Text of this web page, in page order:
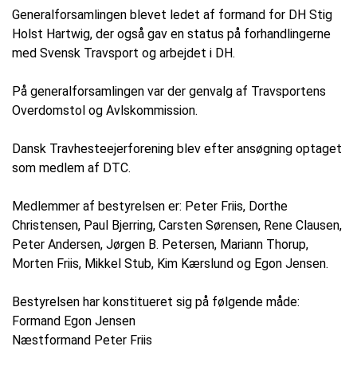
Generalforsamlingen blevet ledet af formand for DH Stig
Holst Hartwig, der også gav en status på forhandlingerne
med Svensk Travsport og arbejdet i DH.
På generalforsamlingen var der genvalg af Travsportens
Overdomstol og Avlskommission.
Dansk Travhesteejerforening blev efter ansøgning optaget
som medlem af DTC.
Medlemmer af bestyrelsen er: Peter Friis, Dorthe
Christensen, Paul Bjerring, Carsten Sørensen, Rene Clausen,
Peter Andersen, Jørgen B. Petersen, Mariann Thorup,
Morten Friis, Mikkel Stub, Kim Kærslund og Egon Jensen.
Bestyrelsen har konstitueret sig på følgende måde:
Formand Egon Jensen
Næstformand Peter Friis